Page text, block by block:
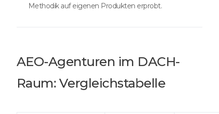
Methodik auf eigenen Produkten erprobt.
AEO-Agenturen im DACH-
Raum: Vergleichstabelle